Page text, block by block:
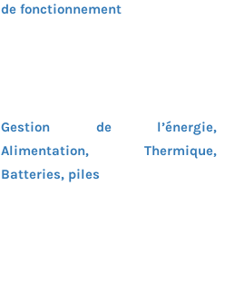
de fonctionnement
Gestion de l’énergie,
Alimentation, Thermique,
Batteries, piles